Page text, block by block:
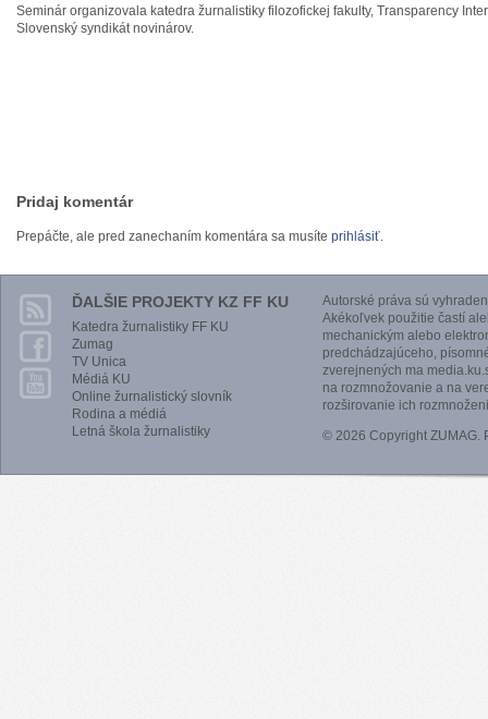
Seminár organizovala katedra žurnalistiky filozofickej fakulty, Transparency
Slovenský syndikát novinárov.
Pridaj komentár
Prepáčte, ale pred zanechaním komentára sa musíte prihlásiť.
ĎALŠIE PROJEKTY KZ FF KU
Katedra žurnalistiky FF KU
Zumag
TV Unica
Médiá KU
Online žurnalistický slovník
Rodina a médiá
Letná škola žurnalistiky
Autorské práva sú
Akékoľvek použitie častí
mechanickým alebo
predchádzajúceho,
zverejnených ma
na rozmnožovanie a na
rozširovanie ich
© 2026 Copyright ZUMAG.